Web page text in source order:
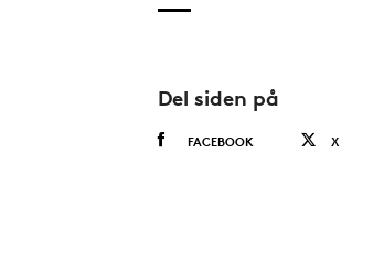
Del siden på
FACEBOOK X